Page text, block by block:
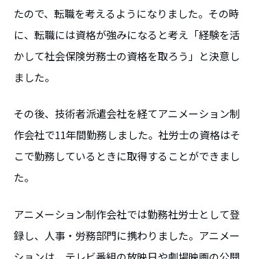
たので、転職を考えるようになりました。その時
に、転職には資格が強みになると考え「経験を活
かして社会保険労務士の資格を取ろう」と決意し
ました。
その後、技術者派遣会社を経てアニメーション制
作会社で11年間勤務しました。社労士の資格はそ
こで勤務しているときに取得することができまし
た。
アニメーション制作会社では勤務社労士として登
録し、人事・労務部門に携わりました。アニメー